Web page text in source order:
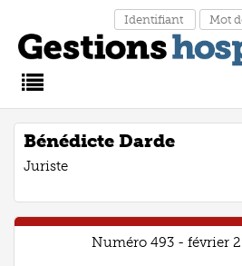
Main
Menu
Bénédicte Darde
Juriste
Numéro 493 - février